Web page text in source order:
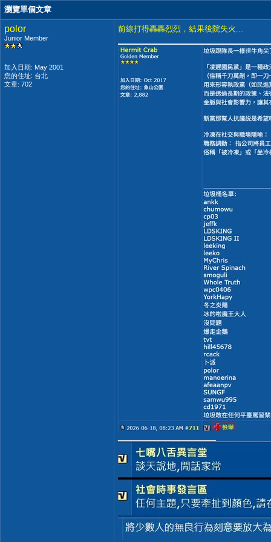
瀏覽單個文章
polor
Junior Member
加入日期: May 2001
您的住址: 台北
文章: 702
前線打得轟轟烈烈，結果後院失火...